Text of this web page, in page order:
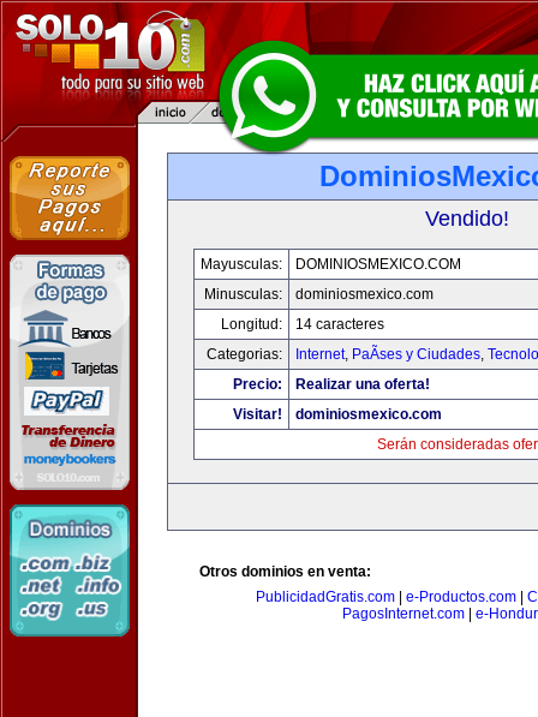
Vendido!
Mayusculas:
DOMINIOSMEXICO.COM
Minusculas:
dominiosmexico.com
Longitud:
14 caracteres
Categorias:
Internet, PaÃ­ses y Ciudades,
Precio:
Realizar una oferta!
Visitar!
dominiosmexico.com
Serán consideradas
Otros dominios en venta:
PublicidadGratis.com
e-Productos.com
PagosInternet.com
e-